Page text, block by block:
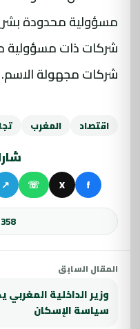
شركات مجهولة الاسم.
اقتصاد المغرب
f
X
☏
↗
المقال السابق
وزير الداخلية المغربي
سياسة الإسكان